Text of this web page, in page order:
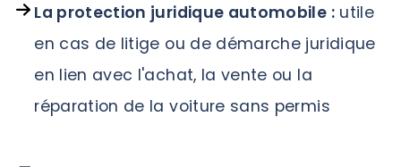
La protection juridique automobile :utile
en cas de litige ou de démarche juridique
en lien avec l'achat, la vente ou la
réparation de la voiture sans permis